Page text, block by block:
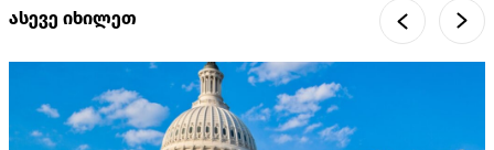
ასევე იხილეთ